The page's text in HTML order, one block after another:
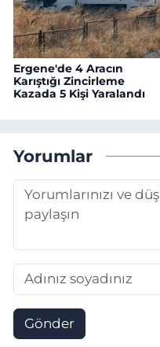
Ergene'de 4 Aracın
Karıştığı Zincirleme
Kazada 5 Kişi Yaralandı
Yorumlar
Gönder